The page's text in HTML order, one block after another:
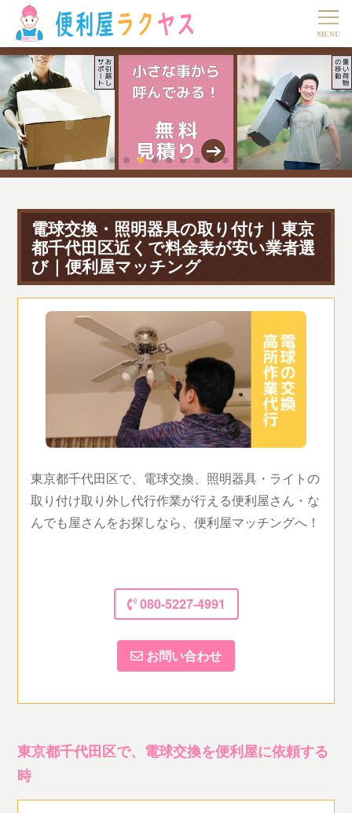
電球交換・照明器具の取り付け｜東京
都千代田区近くで料金表が安い業者選
び｜便利屋マッチング
東京都千代田区で、電球交換、照明器具・ライトの
取り付け取り外し代行作業が行える便利屋さん・な
んでも屋さんをお探しなら、便利屋マッチングへ！
080-5227-4991
お問い合わせ
東京都千代田区で、電球交換を便利屋に依頼する
時